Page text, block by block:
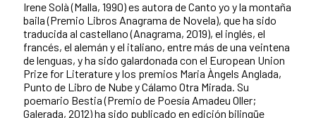
Irene Solà (Malla, 1990) es autora de Canto yo y la montaña
baila (Premio Libros Anagrama de Novela), que ha sido
traducida al castellano (Anagrama, 2019), el inglés, el
francés, el alemán y el italiano, entre más de una veintena
de lenguas, y ha sido galardonada con el European Union
Prize for Literature y los premios Maria Àngels Anglada,
Punto de Libro de Nube y Cálamo Otra Mirada. Su
poemario Bestia (Premio de Poesía Amadeu Oller;
Galerada, 2012) ha sido publicado en edición bilingüe